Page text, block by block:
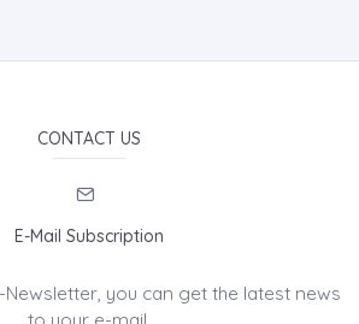
CONTACT US
E-Mail Subscription
Newsletter, you can get the latest news